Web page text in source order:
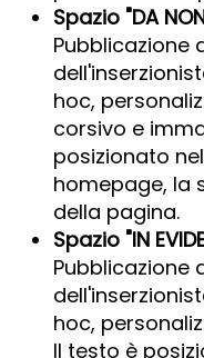
Spazio "DA
Pubblicazione
hoc,
corsivo e
posizionato
homepage, la
della pagina.
Spazio "IN
Pubblicazione
hoc,
Il testo è